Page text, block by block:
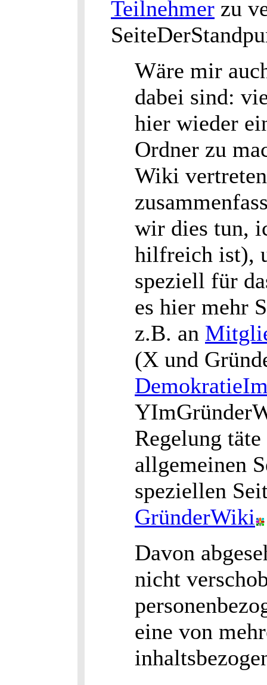
Teilnehmer zu
Wäre mir
dabei sind:
hier wieder
Ordner zu
Wiki
wir dies tun,
hilfreich ist),
speziell für
es hier mehr
z.B. an
(X und
Regelung
allgemeinen
speziellen
GründerWiki
Davon
nicht
eine von